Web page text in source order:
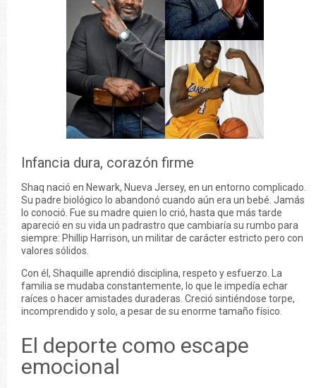
Infancia dura, corazón firme
Shaq nació en Newark, Nueva Jersey, en un entorno complicado.
Su padre biológico lo abandonó cuando aún era un bebé. Jamás
lo conoció. Fue su madre quien lo crió, hasta que más tarde
apareció en su vida un padrastro que cambiaría su rumbo para
siempre: Phillip Harrison, un militar de carácter estricto pero con
valores sólidos.
Con él, Shaquille aprendió disciplina, respeto y esfuerzo. La
familia se mudaba constantemente, lo que le impedía echar
raíces o hacer amistades duraderas. Creció sintiéndose torpe,
incomprendido y solo, a pesar de su enorme tamaño físico.
El deporte como escape
emocional